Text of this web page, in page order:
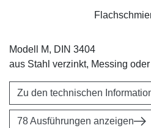
Modell M, DIN 3404
aus Stahl verzinkt, Messing oder
Zu den technischen
78 Ausführungen anzeigen